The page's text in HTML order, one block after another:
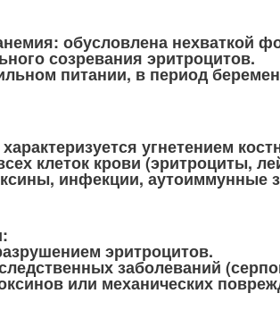
обусловлена нехваткой
созревания эритроцитов.
питании, в период
угнетением
клеток крови (эритроциты,
инфекции, аутоиммунные
эритроцитов.
заболеваний
или механических